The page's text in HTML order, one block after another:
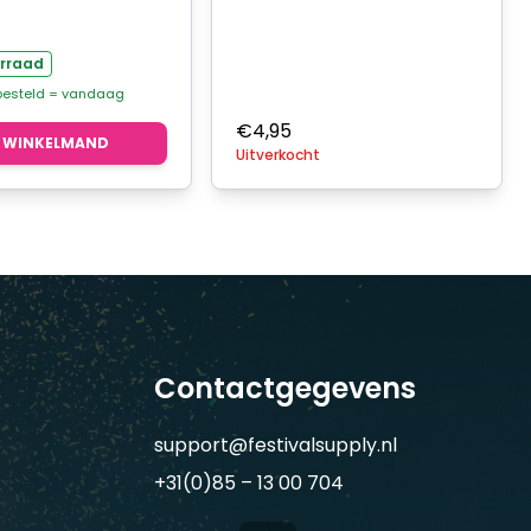
= vandaag
€4,95
Uitverkocht
Contactgegevens
support@festivalsupply.nl
+31(0)85 – 13 00 704